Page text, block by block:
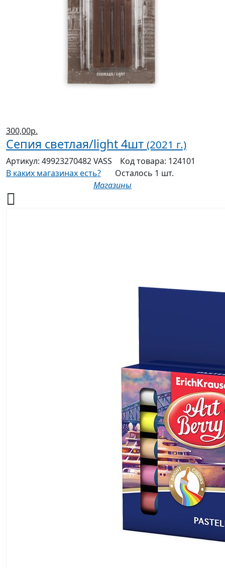
300,00р.
Сепия светлая/light 4шт (2021 г.)
Артикул: 49923270482 VASS Код товара: 124101
В каких магазинах есть?
Осталось 1 шт.
Магазины